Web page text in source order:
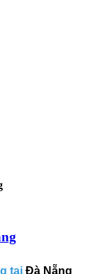
tại Đà Nẵng